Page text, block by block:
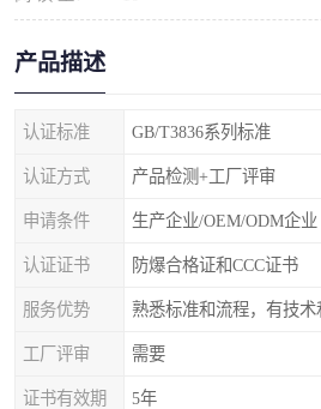
产品描述
认证标准 GB/T3836系列标准
认证方式 产品检测+工厂评审
申请条件 生产企业/OEM/ODM企业
认证证书 防爆合格证和CCC证书
服务优势 熟悉标准和流程，有技术
工厂评审 需要
证书有效期 5年